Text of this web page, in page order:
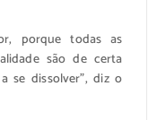
porque todas as
são de certa
se dissolver”, diz o